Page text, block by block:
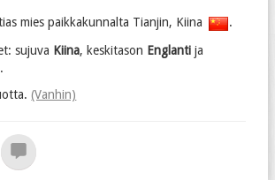
mies paikkakunnalta Tianjin, Kiina
.
sujuva Kiina, keskitason Englanti ja
.
(Vanhin)